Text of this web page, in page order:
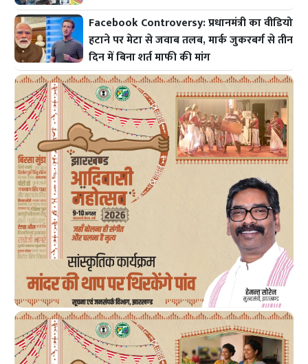
Facebook Controversy: प्रधानमंत्री का वीडियो
हटाने पर मेटा से जवाब तलब, मार्क जुकरबर्ग से तीन
दिन में बिना शर्त माफी की मांग